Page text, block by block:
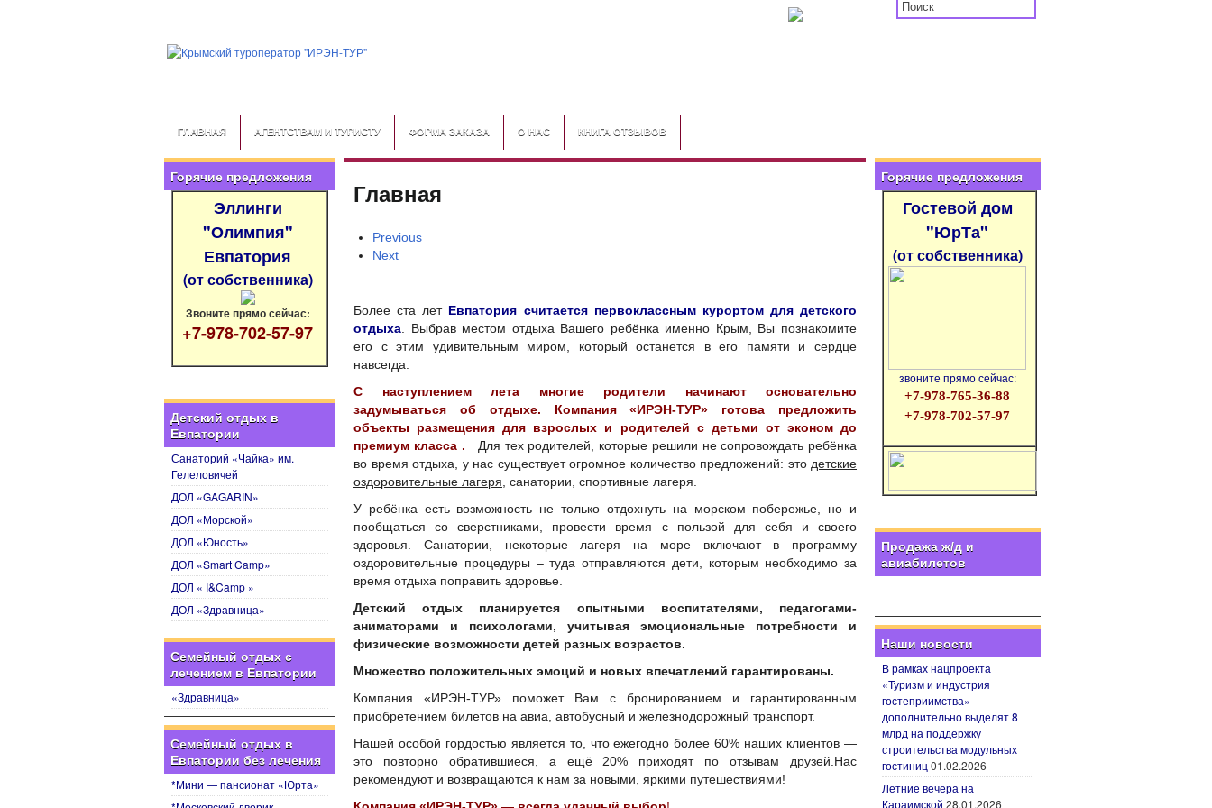
ГЛАВНАЯ АГЕНТСТВАМ И ТУРИСТУ ФОРМА ЗАКАЗА О НАС КНИГА ОТЗЫВОВ
Горячие предложения
Эллинги
"Олимпия"
Евпатория
(от собственника)
Звоните прямо сейчас:
+7-978-702-57-97
Детский отдых в
Евпатории
Санаторий «Чайка» им.
Гелеловичей
ДОЛ «GAGARIN»
ДОЛ «Морской»
ДОЛ «Юность»
ДОЛ «Smart Camp»
ДОЛ « I&Camp »
ДОЛ «Здравница»
Семейный отдых с
лечением в Евпатории
«Здравница»
Семейный отдых в
Евпатории без лечения
*Мини — пансионат «Юрта»
Главная
Previous
Next
Более ста лет Евпатория считается первоклассным курортом для детского
отдыха . Выбрав местом отдыха Вашего ребёнка именно Крым, Вы познакомите
его с этим удивительным миром, который останется в его памяти и сердце
навсегда.
С наступлением лета многие родители начинают основательно
задумываться об отдыхе. Компания «ИРЭН-ТУР» готова предложить
объекты размещения для взрослых и родителей с детьми от эконом до
премиум класса .
Для тех родителей, которые решили не сопровождать ребёнка
во время отдыха, у нас существует огромное количество предложений: это детские
оздоровительные лагеря , санатории, спортивные лагеря.
У ребёнка есть возможность не только отдохнуть на морском побережье, но и
пообщаться со сверстниками, провести время с пользой для себя и своего
здоровья. Санатории, некоторые лагеря на море включают в программу
оздоровительные процедуры – туда отправляются дети, которым необходимо за
время отдыха поправить здоровье.
Детский отдых планируется опытными воспитателями, педагогами-
аниматорами и психологами, учитывая эмоциональные потребности и
физические возможности детей разных возрастов.
Множество положительных эмоций и новых впечатлений гарантированы.
Компания «ИРЭН-ТУР» поможет Вам с бронированием и гарантированным
приобретением билетов на авиа, автобусный и железнодорожный транспорт.
Нашей особой гордостью является то, что ежегодно более 60% наших клиентов —
это повторно обратившиеся, а ещё 20% приходят по отзывам друзей.Нас
рекомендуют и возвращаются к нам за новыми, яркими путешествиями!
Горячие предложения
Гостевой дом
"ЮрТа"
(от собственника)
звоните прямо сейчас:
+7-978-765-36-88
+7-978-702-57-97
Продажа ж/д и
авиабилетов
Наши новости
В рамках нацпроекта
«Туризм и индустрия
гостеприимства»
дополнительно выделят 8
млрд на поддержку
строительства модульных
гостиниц 01.02.2026
Летние вечера на
Караимской 28.01.2026